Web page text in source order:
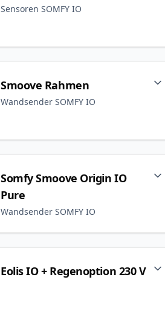
Sensoren SOMFY IO
Smoove Rahmen
Wandsender SOMFY IO
Somfy Smoove Origin IO
Pure
Wandsender SOMFY IO
Eolis IO + Regenoption 230 V